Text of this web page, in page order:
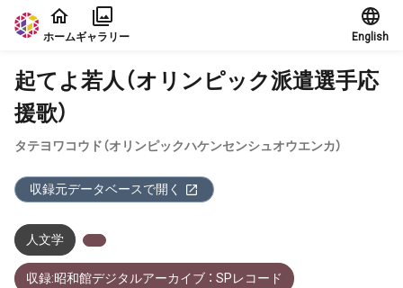
本文に飛ぶ
ホームギャラリー English
起てよ若人（オリンピック派遣選手応
援歌）
タテヨワコウド（オリンピックハケンセンシュオウエンカ）
収録元データベースで開く
人文学
収録:昭和館デジタルアーカイブ ： SPレコード